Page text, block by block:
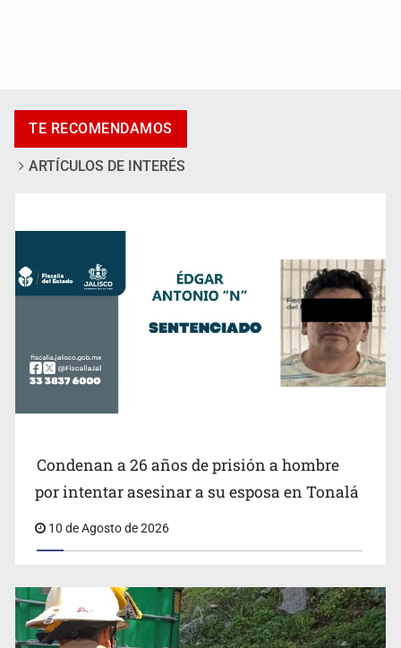
20 mil personas
EU no informó sobre amenazas a inspectores de
aguacate en Michoacán: Sheinbaum
Sheinbaum defiende cambio de nombre del Paso de
Cortés
TE RECOMENDAMOS
ARTÍCULOS DE INTERÉS
Condenan a 26 años de prisión a hombre
por intentar asesinar a su esposa en Tonalá
10 de Agosto de 2026